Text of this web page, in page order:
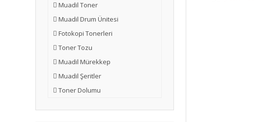
Muadil Toner
Muadil Drum Ünitesi
Fotokopi Tonerleri
Toner Tozu
Muadil Mürekkep
Muadil Şeritler
Toner Dolumu